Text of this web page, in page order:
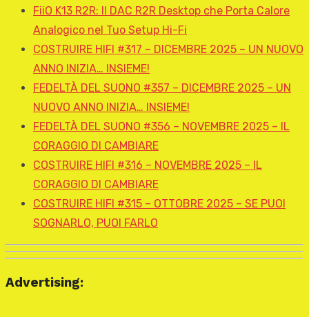
FiiO K13 R2R: Il DAC R2R Desktop che Porta Calore
Analogico nel Tuo Setup Hi-Fi
COSTRUIRE HIFI #317 – DICEMBRE 2025 – UN NUOVO
ANNO INIZIA… INSIEME!
FEDELTÀ DEL SUONO #357 – DICEMBRE 2025 – UN
NUOVO ANNO INIZIA… INSIEME!
FEDELTÀ DEL SUONO #356 – NOVEMBRE 2025 – IL
CORAGGIO DI CAMBIARE
COSTRUIRE HIFI #316 – NOVEMBRE 2025 – IL
CORAGGIO DI CAMBIARE
COSTRUIRE HIFI #315 – OTTOBRE 2025 – SE PUOI
SOGNARLO, PUOI FARLO
Advertising: